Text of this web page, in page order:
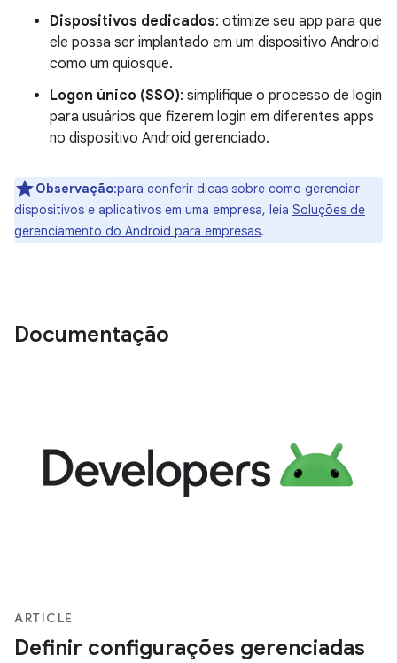
Dispositivos dedicados: otimize seu app para que
ele possa ser implantado em um dispositivo Android
como um quiosque.
Logon único (SSO): simplifique o processo de login
para usuários que fizerem login em diferentes apps
no dispositivo Android gerenciado.
Observação:para conferir dicas sobre como gerenciar
dispositivos e aplicativos em uma empresa, leia Soluções de
gerenciamento do Android para empresas.
Documentação
ARTICLE
Definir configurações gerenciadas